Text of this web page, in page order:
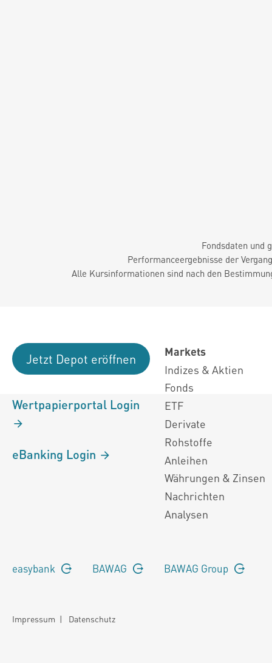
Fondsdaten und
Performanceergebnisse der
Alle Kursinformationen sind nach den
Jetzt Depot eröffnen
Wertpapierportal Login
eBanking Login
Markets
Indizes & Aktien
Fonds
ETF
Derivate
Rohstoffe
Anleihen
Währungen & Zinsen
Nachrichten
Analysen
easybank BAWAG BAWAG Group
Impressum | Datenschutz